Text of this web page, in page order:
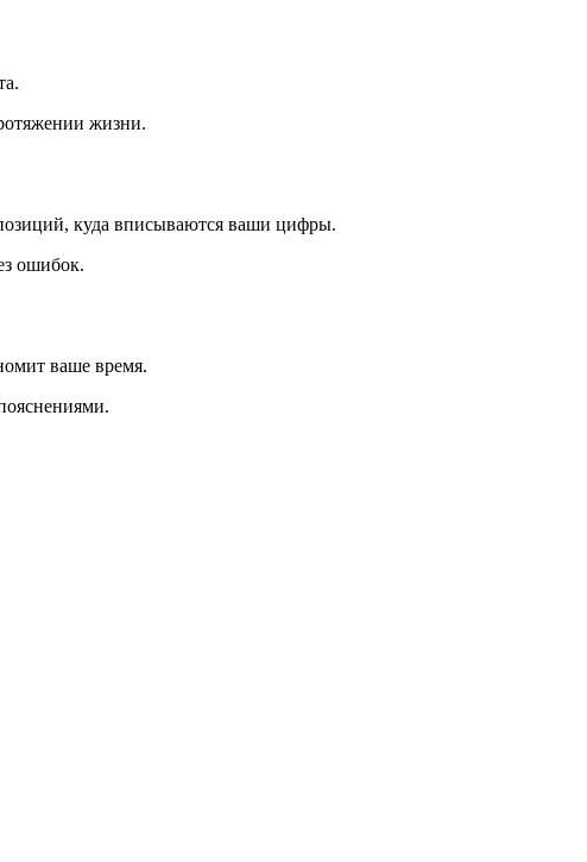
жизни.
куда вписываются ваши цифры.
ошибок.
ваше время.